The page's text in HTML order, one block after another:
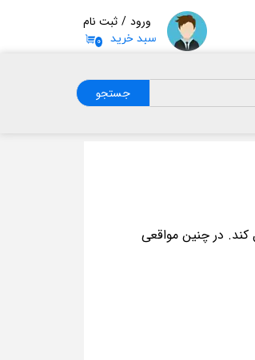
ورود / ثبت نام
حساب کاربری
تغییر گذر واژه
۰ سبد خرید
جستجو
کند. در چنین مواقعی